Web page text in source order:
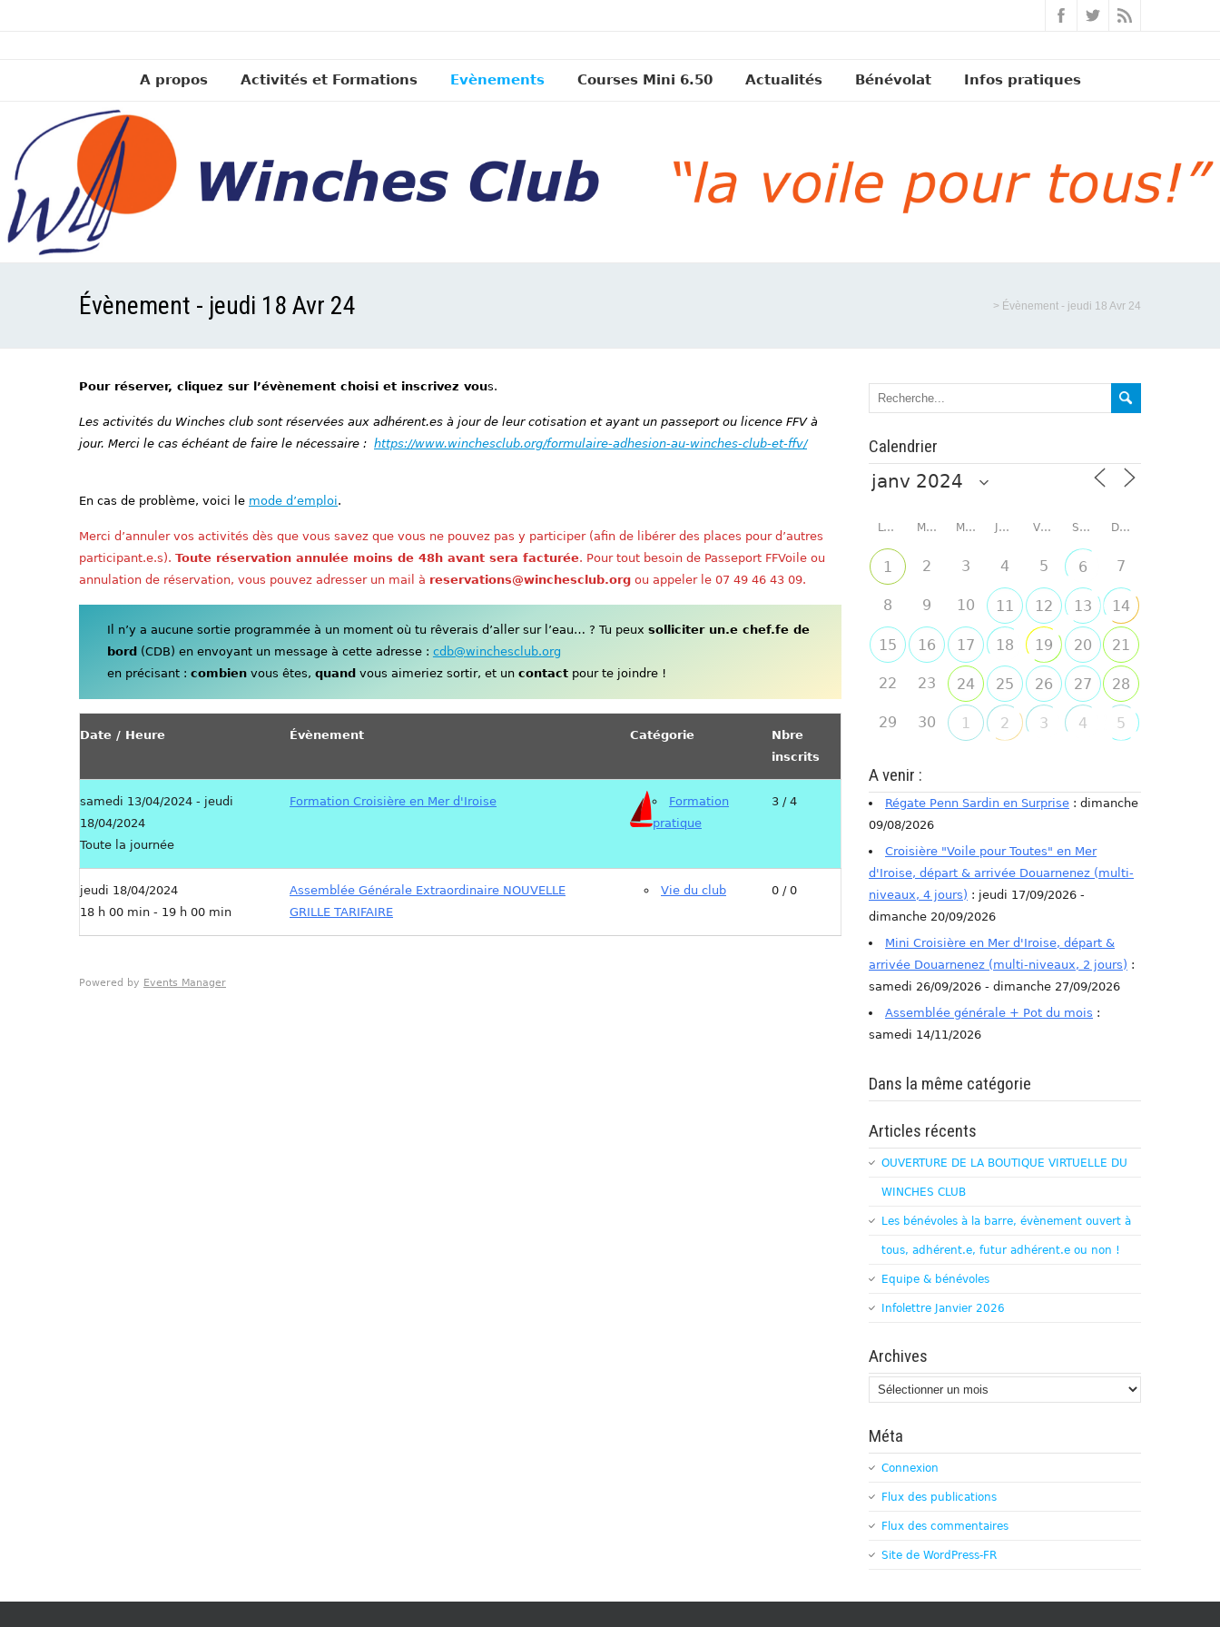
A propos Activités et Formations Evènements Courses Mini 6.50 Actualités Bénévolat Infos pratiques
Évènement - jeudi 18 Avr 24 > Évènement - jeudi 18 Avr 24
Pour réserver, cliquez sur l’évènement choisi et inscrivez vous.
Les activités du Winches club sont réservées aux adhérent.es à jour de leur cotisation et ayant un passeport ou licence FFV à
jour. Merci le cas échéant de faire le nécessaire : https://www.winchesclub.org/formulaire-adhesion-au-winches-club-et-ffv/
En cas de problème, voici le mode d’emploi.
Merci d’annuler vos activités dès que vous savez que vous ne pouvez pas y participer (afin de libérer des places pour d’autres
participant.e.s). Toute réservation annulée moins de 48h avant sera facturée. Pour tout besoin de Passeport FFVoile ou
annulation de réservation, vous pouvez adresser un mail à reservations@winchesclub.org ou appeler le 07 49 46 43 09.
Il n’y a aucune sortie programmée à un moment où tu rêverais d’aller sur l’eau… ? Tu peux solliciter un.e chef.fe de
bord (CDB) en envoyant un message à cette adresse : cdb@winchesclub.org
en précisant : combienvous êtes, quand vous aimeriez sortir, et un contactpour te joindre !
Date / Heure Évènement Catégorie
Nbre
inscrits
samedi 13/04/2024 - jeudi
18/04/2024
Toute la journée
Formation Croisière en Mer d'Iroise
Formation
pratique
3 / 4
jeudi 18/04/2024
18 h 00 min - 19 h 00 min
Assemblée Générale Extraordinaire NOUVELLE
GRILLE TARIFAIRE
Vie du club 0 / 0
Powered by Events Manager
Calendrier
LUNDI MARDI MERCREDI JEUDI VENDREDI SAMEDI DIMANCHE
1 2 3 4 5 6 7
8 9 10 11 12 13 14
15 16 17 18 19 20 21
22 23 24 25 26 27 28
29 30 1 2 3 4 5
A venir :
Régate Penn Sardin en Surprise : dimanche
09/08/2026
Croisière "Voile pour Toutes" en Mer
d'Iroise, départ & arrivée Douarnenez (multi-
niveaux, 4 jours) : jeudi 17/09/2026 -
dimanche 20/09/2026
Mini Croisière en Mer d'Iroise, départ &
arrivée Douarnenez (multi-niveaux, 2 jours) :
samedi 26/09/2026 - dimanche 27/09/2026
Assemblée générale + Pot du mois :
samedi 14/11/2026
Dans la même catégorie
Articles récents
OUVERTURE DE LA BOUTIQUE VIRTUELLE DU
WINCHES CLUB
Les bénévoles à la barre, évènement ouvert à
tous, adhérent.e, futur adhérent.e ou non !
Equipe & bénévoles
Infolettre Janvier 2026
Archives
Archives
Méta
Connexion
Flux des publications
Flux des commentaires
Site de WordPress-FR